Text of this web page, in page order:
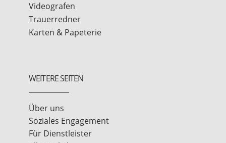
Videografen
Trauerredner
Karten & Papeterie
WEITERE SEITEN
Über uns
Soziales Engagement
Für Dienstleister